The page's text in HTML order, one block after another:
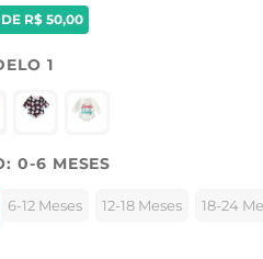
R$ 50,00
1
0-6 MESES
6-12 Meses 12-18 Meses 18-24